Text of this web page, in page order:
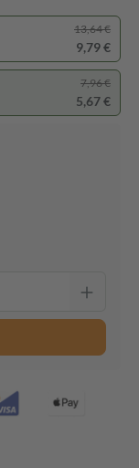
13,64 €
9,79 €
7,96 €
5,67 €